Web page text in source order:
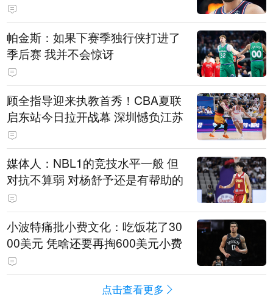
帕金斯：如果下赛季独行侠打进了
季后赛 我并不会惊讶
顾全指导迎来执教首秀！CBA夏联
启东站今日拉开战幕 深圳憾负江苏
媒体人：NBL1的竞技水平一般 但
对抗不算弱 对杨舒予还是有帮助的
小波特痛批小费文化：吃饭花了30
00美元 凭啥还要再掏600美元小费
点击查看更多